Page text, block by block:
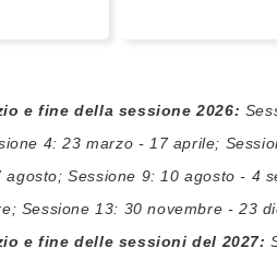
e fine della sessione 2026:
4: 23 marzo - 17 aprile;
agosto; Sessione 9: 10 agosto - 4
Sessione 13: 30 novembre - 23
e fine delle sessioni del 2027: